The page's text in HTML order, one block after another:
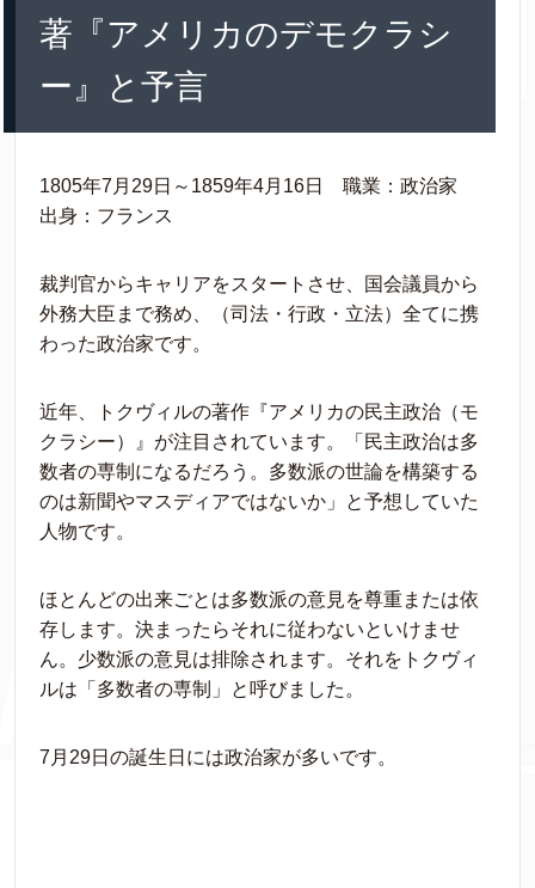
著『アメリカのデモクラシ
ー』と予言
1805年7月29日～1859年4月16日 職業：政治家
出身：フランス
裁判官からキャリアをスタートさせ、国会議員から
外務大臣まで務め、（司法・行政・立法）全てに携
わった政治家です。
近年、トクヴィルの著作『アメリカの民主政治（モ
クラシー）』が注目されています。「民主政治は多
数者の専制になるだろう。多数派の世論を構築する
のは新聞やマスディアではないか」と予想していた
人物です。
ほとんどの出来ごとは多数派の意見を尊重または依
存します。決まったらそれに従わないといけませ
ん。少数派の意見は排除されます。それをトクヴィ
ルは「多数者の専制」と呼びました。
7月29日の誕生日には政治家が多いです。